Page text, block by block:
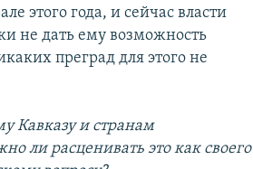
этого года, и сейчас власти
не дать ему возможность
преград для этого не
Кавказу и странам
ли расценивать это как своего